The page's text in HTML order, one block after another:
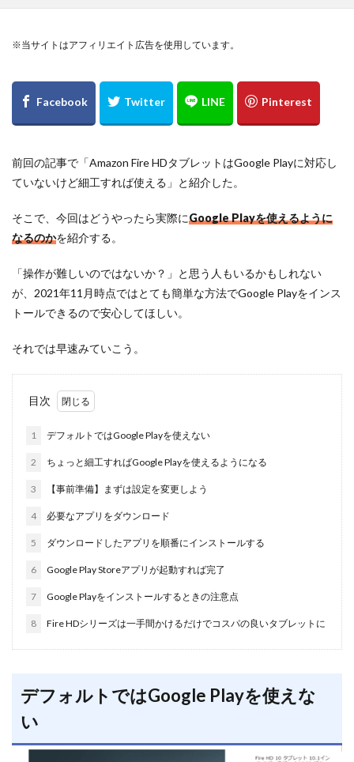
※当サイトはアフィリエイト広告を使用しています。
前回の記事で「Amazon Fire HDタブレットはGoogle Playに対応し
ていないけど細工すれば使える」と紹介した。
そこで、今回はどうやったら実際にGoogle Playを使えるように
なるのかを紹介する。
「操作が難しいのではないか？」と思う人もいるかもしれない
が、2021年11月時点ではとても簡単な方法でGoogle Playをインス
トールできるので安心してほしい。
それでは早速みていこう。
目次
1 デフォルトではGoogle Playを使えない
2 ちょっと細工すればGoogle Playを使えるようになる
3 【事前準備】まずは設定を変更しよう
4 必要なアプリをダウンロード
5 ダウンロードしたアプリを順番にインストールする
6 Google Play Storeアプリが起動すれば完了
7 Google Playをインストールするときの注意点
8 Fire HDシリーズは一手間かけるだけでコスパの良いタブレットに
デフォルトではGoogle Playを使えな
い